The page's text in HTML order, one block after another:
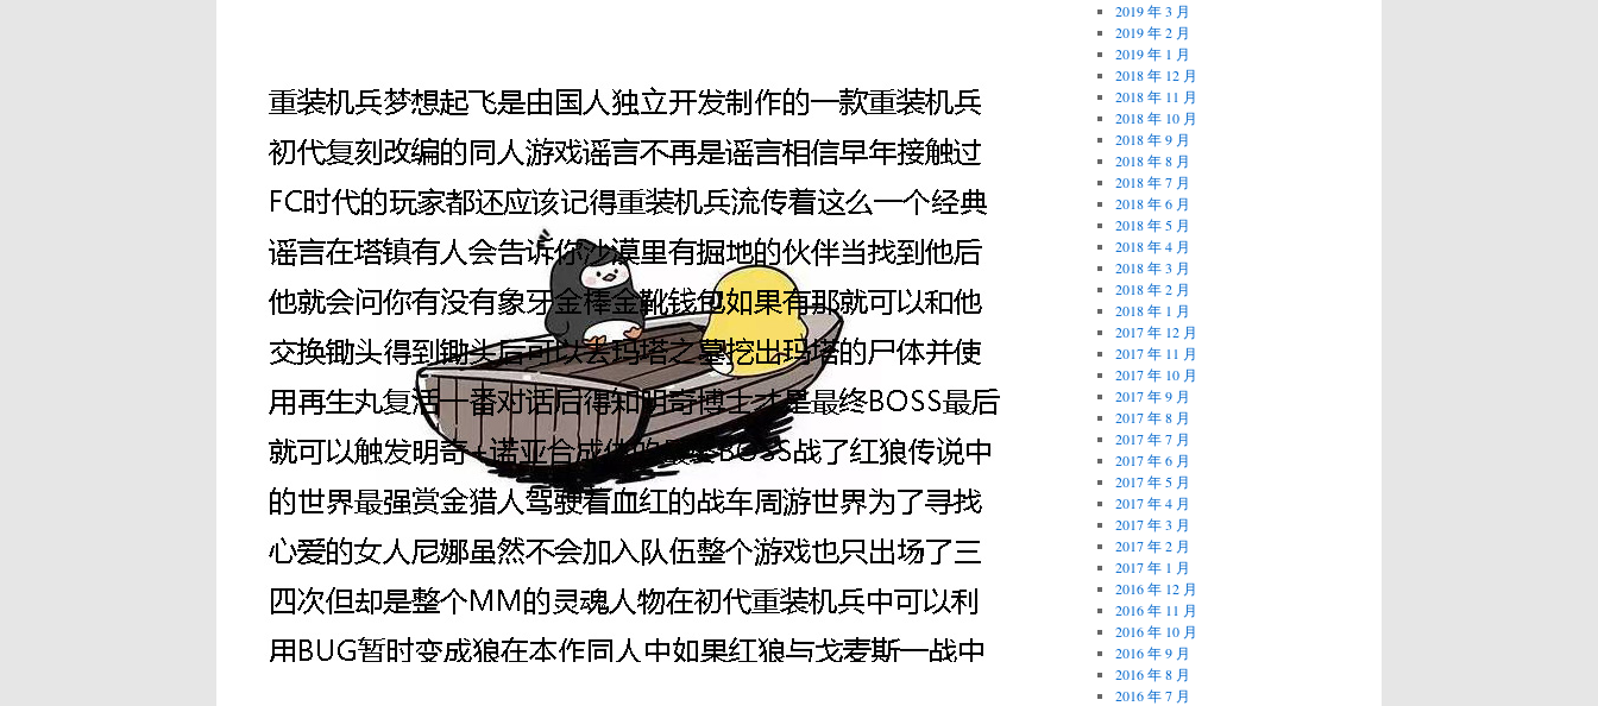
2019 年 3 月
2019 年 2 月
2019 年 1 月
2018 年 12 月
2018 年 11 月
2018 年 10 月
2018 年 9 月
2018 年 8 月
2018 年 7 月
2018 年 6 月
2018 年 5 月
2018 年 4 月
2018 年 3 月
2018 年 2 月
2018 年 1 月
2017 年 12 月
2017 年 11 月
2017 年 10 月
2017 年 9 月
2017 年 8 月
2017 年 7 月
2017 年 6 月
2017 年 5 月
2017 年 4 月
2017 年 3 月
2017 年 2 月
2017 年 1 月
2016 年 12 月
2016 年 11 月
2016 年 10 月
2016 年 9 月
2016 年 8 月
2016 年 7 月